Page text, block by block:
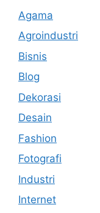
Agama
Agroindustri
Bisnis
Blog
Dekorasi
Desain
Fashion
Fotografi
Industri
Internet